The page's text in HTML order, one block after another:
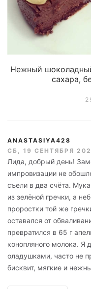
Нежный
сахара,
ANASTASIYA428
СБ, 19 СЕНТЯБРЯ
Лида, добрый день!
импровизации не
съели в два счёта.
из зелёной гречки, а
проростки той же
оставался от
превратился в 65 г
конопляного молока. Я
оладушками, часто не
бисквит, мягкие и